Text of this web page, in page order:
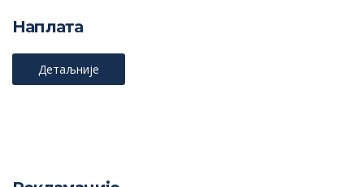
Наплата
Детаљније